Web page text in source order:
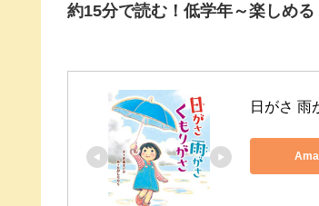
約15分で読む！低学年～楽しめる
日がさ 雨